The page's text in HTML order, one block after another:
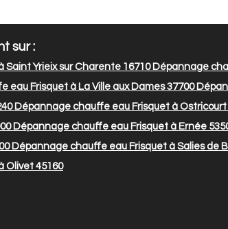
sur :
Yrieix sur Charente 16710Dépannage
eau Frisquet à La Ville aux Dames 37700
Dépannage chauffe eau Frisquet à Ostricourt
Dépannage chauffe eau Frisquet à Ernée
Dépannage chauffe eau Frisquet à Salies de
Olivet 45160